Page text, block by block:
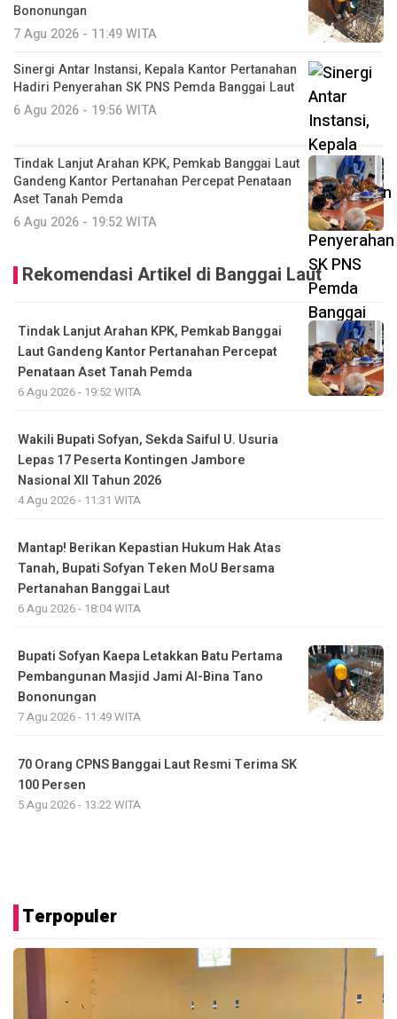
Bononungan
7 Agu 2026 - 11:49 WITA
Sinergi Antar Instansi, Kepala Kantor Pertanahan
Hadiri Penyerahan SK PNS Pemda Banggai Laut
6 Agu 2026 - 19:56 WITA
Tindak Lanjut Arahan KPK, Pemkab Banggai Laut
Gandeng Kantor Pertanahan Percepat Penataan
Aset Tanah Pemda
6 Agu 2026 - 19:52 WITA
Rekomendasi Artikel di Banggai Laut
Tindak Lanjut Arahan KPK, Pemkab Banggai
Laut Gandeng Kantor Pertanahan Percepat
Penataan Aset Tanah Pemda
6 Agu 2026 - 19:52 WITA
Wakili Bupati Sofyan, Sekda Saiful U. Usuria
Lepas 17 Peserta Kontingen Jambore
Nasional XII Tahun 2026
4 Agu 2026 - 11:31 WITA
Mantap! Berikan Kepastian Hukum Hak Atas
Tanah, Bupati Sofyan Teken MoU Bersama
Pertanahan Banggai Laut
6 Agu 2026 - 18:04 WITA
Bupati Sofyan Kaepa Letakkan Batu Pertama
Pembangunan Masjid Jami Al-Bina Tano
Bononungan
7 Agu 2026 - 11:49 WITA
70 Orang CPNS Banggai Laut Resmi Terima SK
100 Persen
5 Agu 2026 - 13:22 WITA
Terpopuler